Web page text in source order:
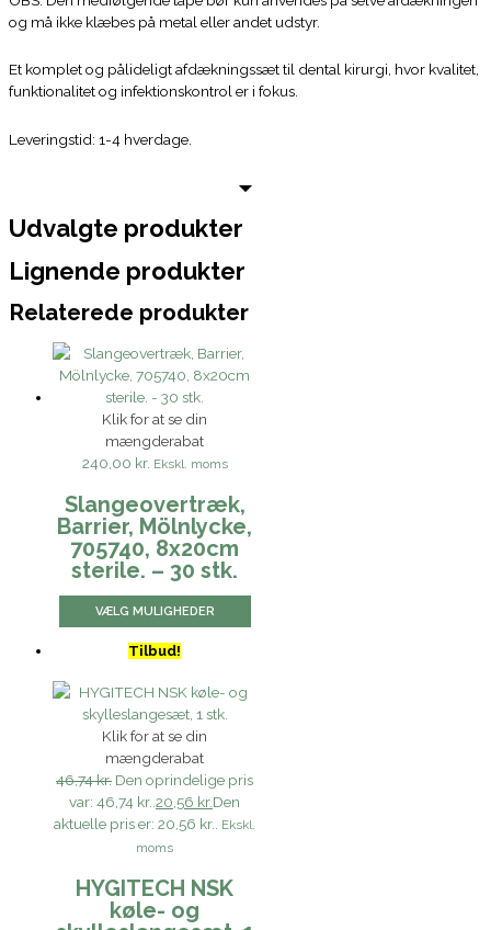
og må ikke klæbes på metal eller andet udstyr.
Et komplet og pålideligt afdækningssæt til dental kirurgi, hvor kvalitet,
funktionalitet og infektionskontrol er i fokus.
Leveringstid: 1-4 hverdage.
Udvalgte produkter
Lignende produkter
Relaterede produkter
Klik for at se din
mængderabat
240,00 kr. Ekskl. moms
Slangeovertræk,
Barrier, Mölnlycke,
705740, 8x20cm
sterile. – 30 stk.
VÆLG MULIGHEDER
Tilbud!
Klik for at se din
mængderabat
46,74 kr. Den oprindelige pris
var: 46,74 kr..20,56 kr.Den
aktuelle pris er: 20,56 kr.. Ekskl.
moms
HYGITECH NSK
køle- og